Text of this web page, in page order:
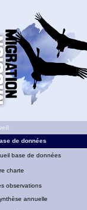
de données
base de données
charte
observations
annuelle